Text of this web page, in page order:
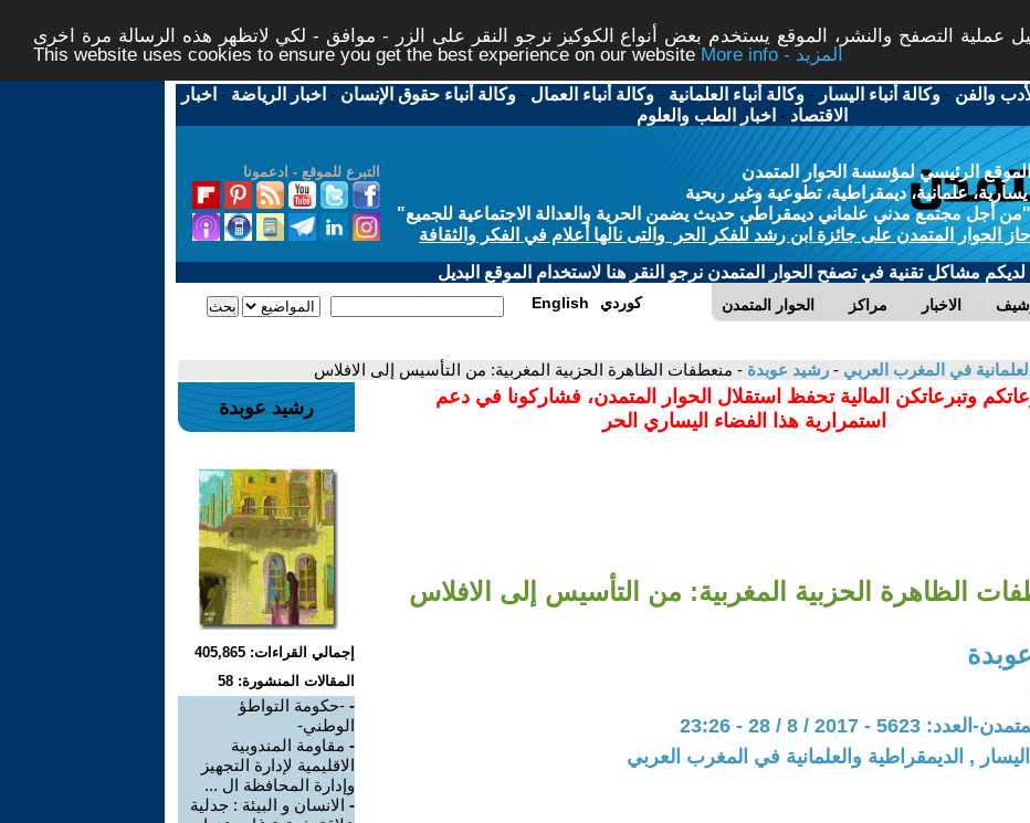
عملية التصفح والنشر، الموقع يستخدم بعض أنواع الكوكيز نرجو النقر على الزر - موافق - لكي لاتظهر هذه الرسالة مرة اخرى -
This website uses cookies to ensure you get the best experience on our website
More info - المزيد
والفن -وكالة أنباء اليسار -وكالة أنباء العلمانية -وكالة أنباء العمال -وكالة أنباء حقوق الإنسان - اخبار الرياضة - اخبار
الاقتصاد - اخبار الطب والعلوم
التبرع للموقع - ادعمونا
الموقع الرئيسي لمؤسسة الحوار المتمدن
يسارية، علمانية، ديمقراطية، تطوعية وغير ربحية
"من أجل مجتمع مدني علماني ديمقراطي حديث يضمن الحرية والعدالة الاجتماعية للجميع"
حاز الحوار المتمدن على جائزة ابن رشد للفكر الحر والتى نالها أعلام في الفكر والثقافة
لديكم مشاكل تقنية في تصفح الحوار المتمدن نرجو النقر هنا لاستخدام الموقع البديل
الحوار المتمدن مراكز الاخبار English كوردي
في المغرب العربي - رشيد عوبدة - منعطفات الظاهرة الحزبية المغربية: من التأسيس إلى الافلاس
وتبرعاتكن المالية تحفظ استقلال الحوار المتمدن، فشاركونا في دعم
استمرارية هذا الفضاء اليساري الحر
الظاهرة الحزبية المغربية: من التأسيس إلى الافلاس
5623 - 2017 / 8 / 28 - 23:26
, الديمقراطية والعلمانية في المغرب العربي
رشيد عوبدة
إجمالي القراءات: 405,865
المقالات المنشورة: 58
- -حكومة التواطؤ
الوطني-
- مقاومة المندوبية
الاقليمية لإدارة التجهيز
وإدارة المحافظة ال ...
- الانسان و البيئة : جدلية